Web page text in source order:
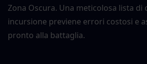
Zona Oscura. Una meticolosa lista
incursione previene errori costosi e
pronto alla battaglia.